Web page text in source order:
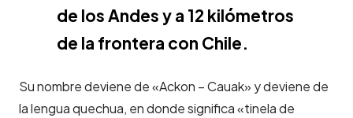
de los Andes y a 12 kilómetros
de la frontera con Chile.
Su nombre deviene de «Ackon – Cauak» y deviene de
la lengua quechua, en donde significa «tinela de